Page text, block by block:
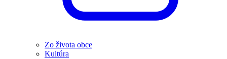
Zo života obce
Kultúra